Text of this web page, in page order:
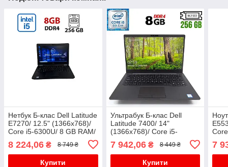
Нетбук Б-клас Dell Latitude
E7270/ 12.5" (1366x768)/
Core i5-6300U/ 8 GB RAM/
8 224,06 ₴ 8 749 ₴
Купити
Ультрабук Б-клас Dell
Latitude 7400/ 14"
(1366x768)/ Core i5-
8265U/ 8 GB RAM/ 256 GB
SSD/ UHD 620
7 942,06₴ 8 449 ₴
Купити
7